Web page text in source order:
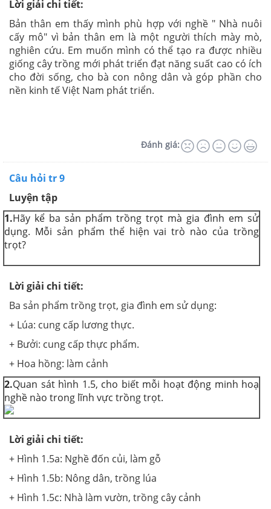
Lời giải chi tiết:
Bản thân em thấy mình phù hợp với nghề " Nhà nuôi
cấy mô" vì bản thân em là một người thích mày mò,
nghiên cứu. Em muốn mình có thể tạo ra được nhiều
giống cây trồng mới phát triển đạt năng suất cao có ích
cho đời sống, cho bà con nông dân và góp phần cho
nền kinh tế Việt Nam phát triển.
Đánh giá:
Câu hỏi tr 9
Luyện tập
1.Hãy kể ba sản phẩm trồng trọt mà gia đình em sử
dụng. Mỗi sản phẩm thể hiện vai trò nào của trồng
trọt?
Lời giải chi tiết:
Ba sản phẩm trồng trọt, gia đình em sử dụng:
+ Lúa: cung cấp lương thực.
+ Bưởi: cung cấp thực phẩm.
+ Hoa hồng: làm cảnh
2.Quan sát hình 1.5, cho biết mỗi hoạt động minh hoạ
nghề nào trong lĩnh vực trồng trọt.
Lời giải chi tiết:
+ Hình 1.5a: Nghề đốn củi, làm gỗ
+ Hình 1.5b: Nông dân, trồng lúa
+ Hình 1.5c: Nhà làm vườn, trồng cây cảnh